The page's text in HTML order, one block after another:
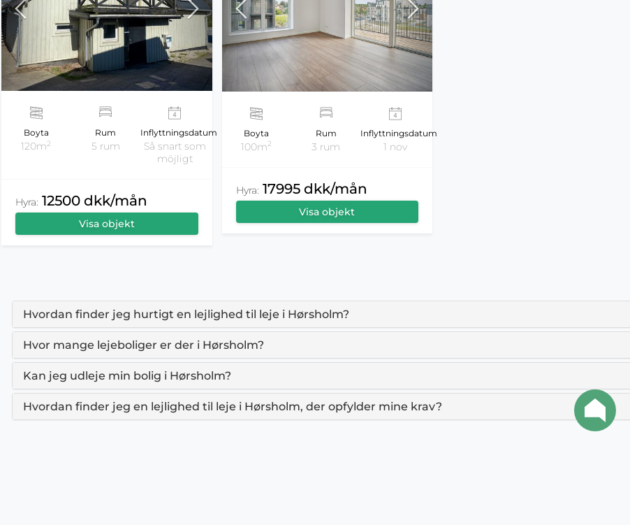
Boyta
120m2
Rum
5 rum
Inflyttningsdatum
Så snart som
möjligt
Hyra: 12500 dkk/mån
Visa objekt
Boyta
100m2
Rum
3 rum
Inflyttningsdatum
1 nov
Hyra: 17995 dkk/mån
Visa objekt
Hvordan finder jeg hurtigt en lejlighed til leje i Hørsholm?
Hvor mange lejeboliger er der i Hørsholm?
Kan jeg udleje min bolig i Hørsholm?
Hvordan finder jeg en lejlighed til leje i Hørsholm, der opfylder mine krav?